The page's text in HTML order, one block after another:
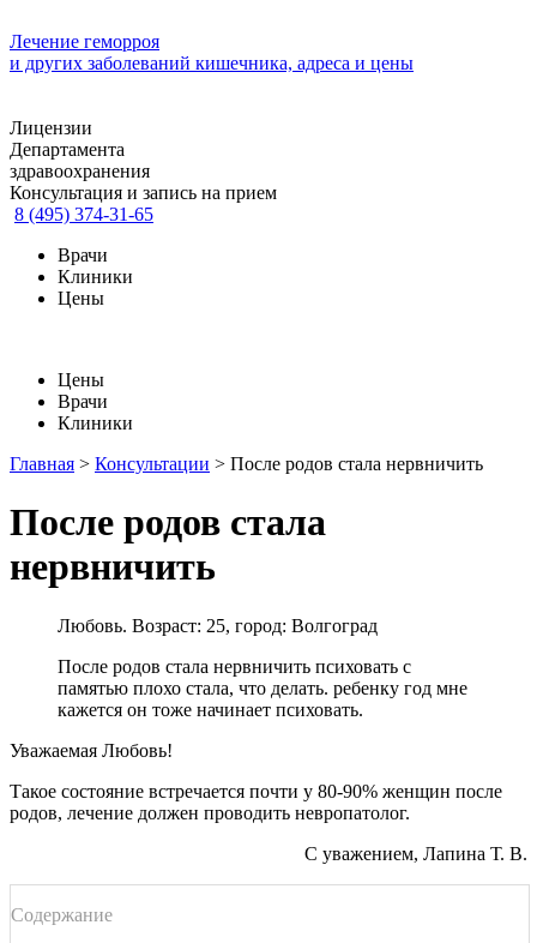
Лечение геморроя
и других заболеваний кишечника, адреса и цены
Лицензии
Департамента
здравоохранения
Консультация и запись на прием
8 (495) 374-31-65
Врачи
Клиники
Цены
Цены
Врачи
Клиники
Главная > Консультации > После родов стала нервничить
После родов стала
нервничить
Любовь. Возраст: 25, город: Волгоград
После родов стала нервничить психовать с
памятью плохо стала, что делать. ребенку год мне
кажется он тоже начинает психовать.
Уважаемая Любовь!
Такое состояние встречается почти у 80-90% женщин после
родов, лечение должен проводить невропатолог.
С уважением, Лапина Т. В.
Содержание